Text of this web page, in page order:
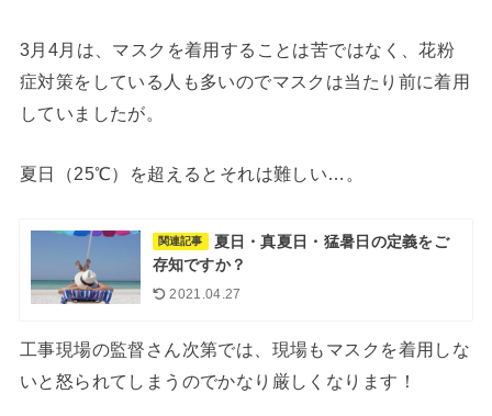
3月4月は、マスクを着用することは苦ではなく、花粉
症対策をしている人も多いのでマスクは当たり前に着用
していましたが。
夏日（25℃）を超えるとそれは難しい…。
関連記事
夏日・真夏日・猛暑日の定義をご
存知ですか？
2021.04.27
工事現場の監督さん次第では、現場もマスクを着用しな
いと怒られてしまうのでかなり厳しくなります！